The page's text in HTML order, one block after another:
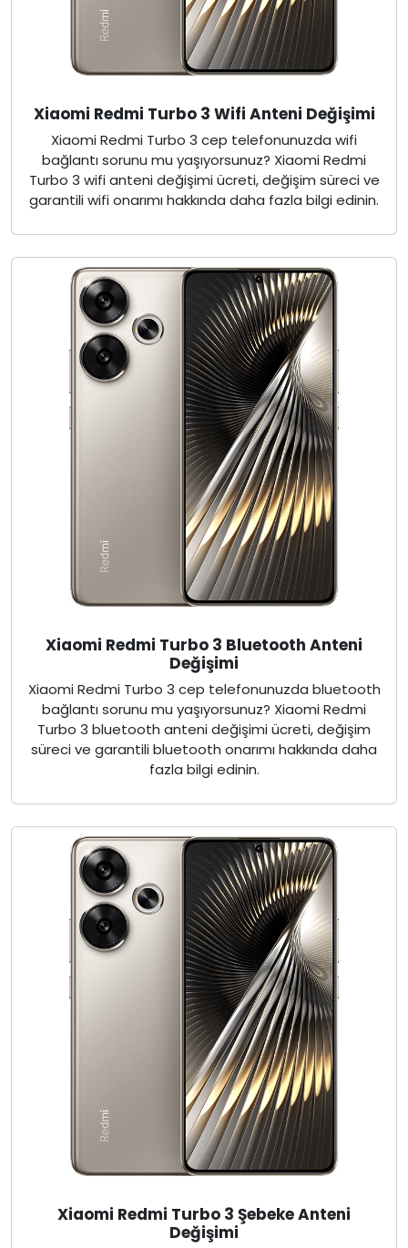
Xiaomi Redmi Turbo 3 Wifi Anteni Değişimi
Xiaomi Redmi Turbo 3 cep telefonunuzda wifi
bağlantı sorunu mu yaşıyorsunuz? Xiaomi Redmi
Turbo 3 wifi anteni değişimi ücreti, değişim süreci ve
garantili wifi onarımı hakkında daha fazla bilgi edinin.
Xiaomi Redmi Turbo 3 Bluetooth Anteni
Değişimi
Xiaomi Redmi Turbo 3 cep telefonunuzda bluetooth
bağlantı sorunu mu yaşıyorsunuz? Xiaomi Redmi
Turbo 3 bluetooth anteni değişimi ücreti, değişim
süreci ve garantili bluetooth onarımı hakkında daha
fazla bilgi edinin.
Xiaomi Redmi Turbo 3 Şebeke Anteni
Değişimi